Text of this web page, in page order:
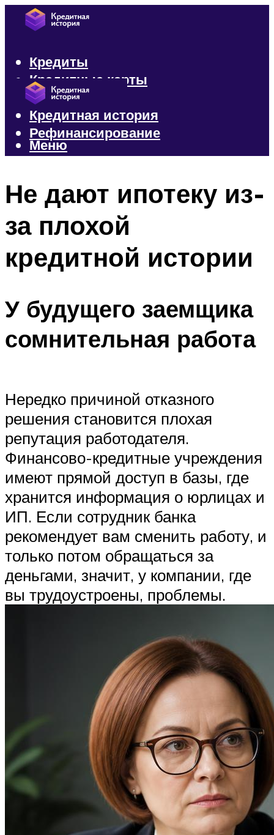
Кредиты
Кредитные карты
Микрозаймы
Кредитная история
Рефинансирование
Меню
Не дают ипотеку из-
за плохой
кредитной истории
У будущего заемщика
сомнительная работа
Нередко причиной отказного
решения становится плохая
репутация работодателя.
Финансово-кредитные учреждения
имеют прямой доступ в базы, где
хранится информация о юрлицах и
ИП. Если сотрудник банка
рекомендует вам сменить работу, и
только потом обращаться за
деньгами, значит, у компании, где
вы трудоустроены, проблемы.